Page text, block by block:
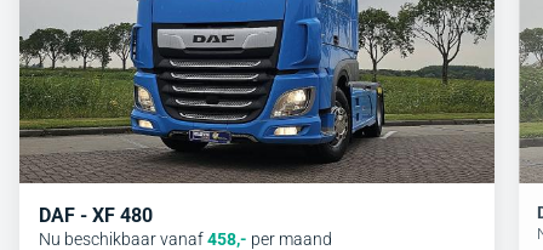
DAF - XF 480
Nu beschikbaar vanaf458,- per maand